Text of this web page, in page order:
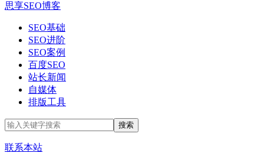
思享SEO博客
SEO基础
SEO进阶
SEO案例
百度SEO
站长新闻
自媒体
排版工具
联系本站